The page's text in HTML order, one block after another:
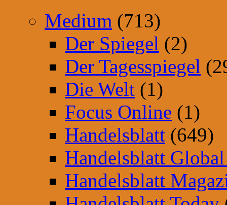
Medium (713)
Der Spiegel (2)
Der Tagesspiegel
Die Welt (1)
Focus Online (1)
Handelsblatt (649)
Handelsblatt
Handelsblatt